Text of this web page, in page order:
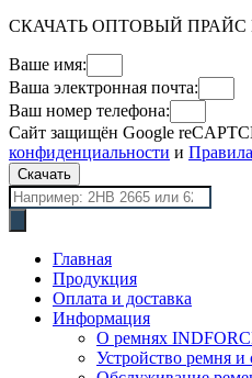
СКАЧАТЬ ОПТОВЫЙ
Ваше имя:
Ваша электронная почта:
Ваш номер телефона:
Сайт защищён Google
конфиденциальности и
Скачать
Поиск
товаров
Главная
Продукция
Оплата и доставка
Информация
О ремнях
Устройство ремня и